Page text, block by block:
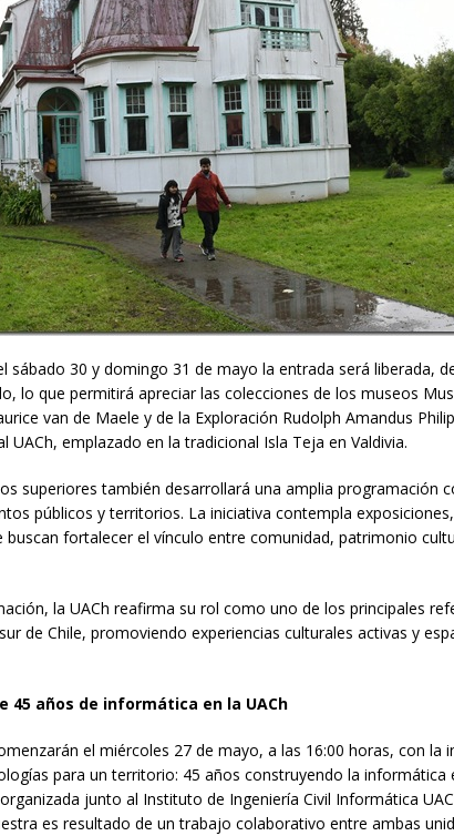
sábado 30 y domingo 31 de mayo la entrada será liberada,
lo que permitirá apreciar las colecciones de los museos
van de Maele y de la Exploración Rudolph Amandus
UACh, emplazado en la tradicional Isla Teja en Valdivia.
superiores también desarrollará una amplia programación
públicos y territorios. La iniciativa contempla
buscan fortalecer el vínculo entre comunidad, patrimonio
la UACh reafirma su rol como uno de los principales
de Chile, promoviendo experiencias culturales activas y
45 años de informática en la UACh
el miércoles 27 de mayo, a las 16:00 horas, con la
para un territorio: 45 años construyendo la informática
junto al Instituto de Ingeniería Civil Informática
es resultado de un trabajo colaborativo entre ambas